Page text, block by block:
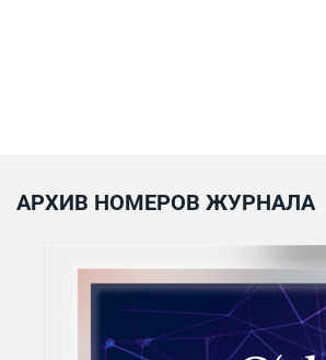
АРХИВ НОМЕРОВ ЖУРНАЛА